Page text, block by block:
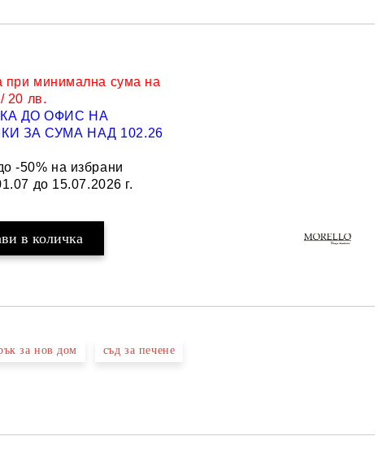
при минимална сума на
20 лв.
ДО ОФИС НА
ЗА СУМА НАД 102.26
-50% на избрани
до 15.07.2026 г.
за нов дом съд за печене